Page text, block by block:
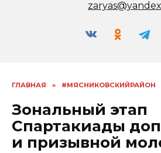
ГЛАВНАЯ » #МЯСНИКОВСКИЙРАЙОН
Зональный этап
Спартакиады
и призывной